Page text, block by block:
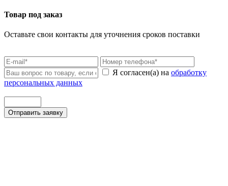
Товар под заказ
Оставьте свои контакты для уточнения сроков поставки
Я согласен(а) на обработку
персональных данных
Отправить заявку